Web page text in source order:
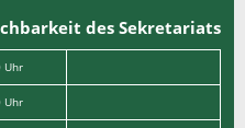
des Sekretariats
Uhr
Uhr